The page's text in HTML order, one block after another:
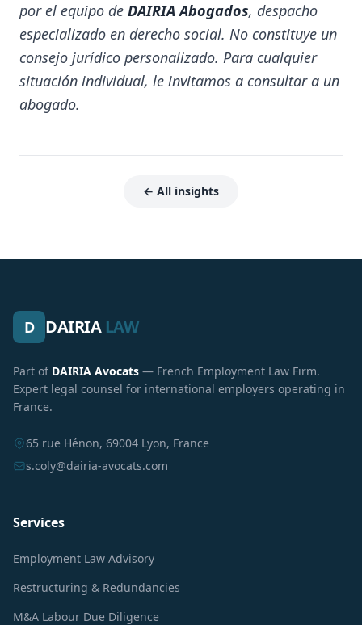
por el equipo de DAIRIA Abogados, despacho
especializado en derecho social. No constituye un
consejo jurídico personalizado. Para cualquier
situación individual, le invitamos a consultar a un
abogado.
← All insights
D DAIRIA LAW
Part of DAIRIA Avocats — French Employment Law Firm.
Expert legal counsel for international employers operating in
France.
65 rue Hénon, 69004 Lyon, France
s.coly@dairia-avocats.com
Services
Employment Law Advisory
Restructuring & Redundancies
M&A Labour Due Diligence